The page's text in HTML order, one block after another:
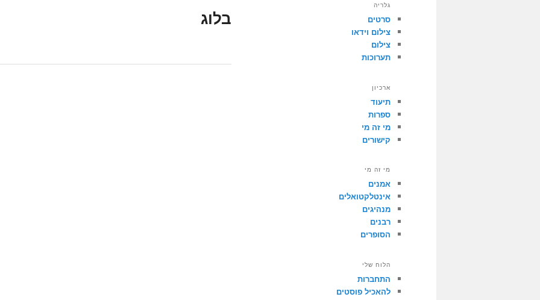
בלוג
גלריה
סרטים
צילום וידאו
צילום
תערוכות
ארכיון
תיעוד
ספרות
מי זה מי
קישורים
מי זה מי
אמנים
אינטלקטואלים
מנהיגים
רבנים
הסופרים
הלוח שלי
התחברות
להאכיל פוסטים